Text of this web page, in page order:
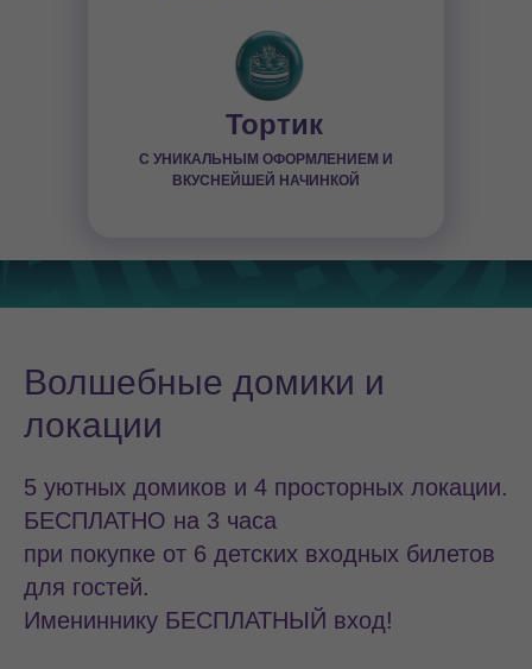
Тортик
С УНИКАЛЬНЫМ ОФОРМЛЕНИЕМ И
ВКУСНЕЙШЕЙ НАЧИНКОЙ
Волшебные домики и
локации
5 уютных домиков и 4 просторных локации.
БЕСПЛАТНО на 3 часа
при покупке от 6 детских входных билетов
для гостей.
Имениннику БЕСПЛАТНЫЙ вход!